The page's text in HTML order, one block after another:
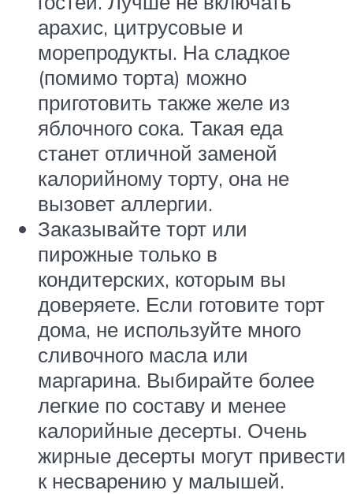
арахис, цитрусовые и
морепродукты. На сладкое
(помимо торта) можно
приготовить также желе из
яблочного сока. Такая еда
станет отличной заменой
калорийному торту, она не
вызовет аллергии.
Заказывайте торт или
пирожные только в
кондитерских, которым вы
доверяете. Если готовите торт
дома, не используйте много
сливочного масла или
маргарина. Выбирайте более
легкие по составу и менее
калорийные десерты. Очень
жирные десерты могут привести
к несварению у малышей.